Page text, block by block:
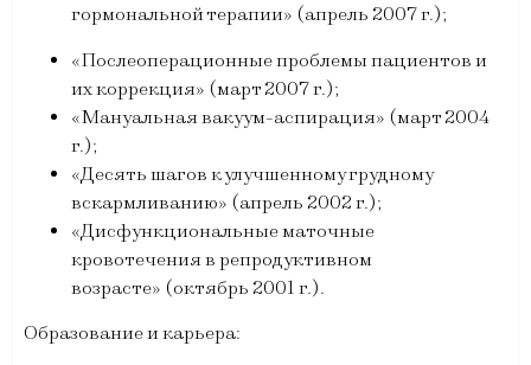
гормональной терапии» (апрель 2007 г.);
«Послеоперационные проблемы пациентов и
их коррекция» (март 2007 г.);
«Мануальная вакуум-аспирация» (март 2004
г.);
«Десять шагов к улучшенному грудному
вскармливанию» (апрель 2002 г.);
«Дисфункциональные маточные
кровотечения в репродуктивном
возрасте» (октябрь 2001 г.).
Образование и карьера: